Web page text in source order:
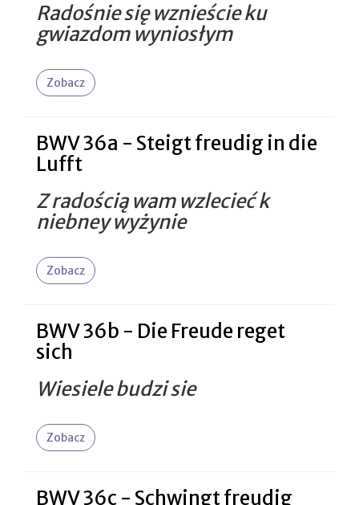
Radośnie się wznieście ku
gwiazdom wyniosłym
Zobacz
BWV 36a - Steigt freudig in die
Lufft
Z radością wam wzlecieć k
niebney wyżynie
Zobacz
BWV 36b - Die Freude reget
sich
Wiesiele budzi sie
Zobacz
BWV 36c - Schwingt freudig